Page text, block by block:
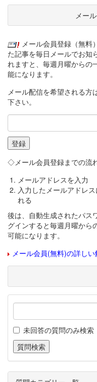
メー
メール会員登録（無料
た記事を毎日メールでお知
れますと、毎週月曜からの
能になります。
メール配信を希望される方
下さい。
◇メール会員登録までの流
メールアドレスを入力
入力したメールアドレ
れる
後は、自動生成されたパス
グインすると毎週月曜から
可能になります。
メール会員(無料)の詳しい
未回答の質問のみ検索